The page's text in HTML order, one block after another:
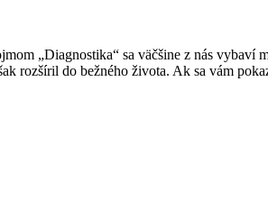
„Diagnostika“ sa väčšine z nás vybaví
rozšíril do bežného života. Ak sa vám